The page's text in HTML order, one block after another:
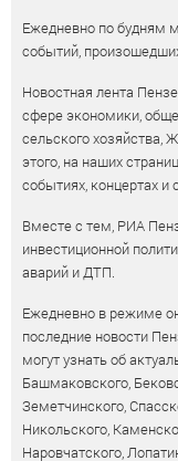
Ежедневно по будням
событий,
Новостная лента
сфере экономики,
сельского
этого, на наших
событиях, концертах и
Вместе с тем, РИА
инвестиционной
аварий и ДТП.
Ежедневно в режиме
последние новости
могут узнать об
Башмаковского,
Земетчинского,
Никольского,
Наровчатского,